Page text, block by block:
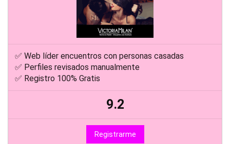
✅ Web líder encuentros con personas casadas
✅ Perfiles revisados manualmente
✅ Registro 100% Gratis
9.2
Registrarme